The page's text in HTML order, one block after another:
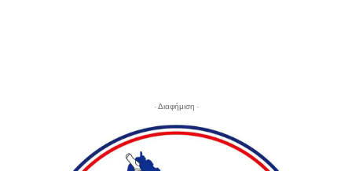
- Διαφήμιση -